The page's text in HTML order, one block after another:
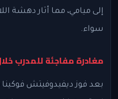
إلى ميامي، مما أثار دهشة
سواء.
مغادرة مفاجئة للمدرب
بعد فوز ديفيدوفيتش فوكينا